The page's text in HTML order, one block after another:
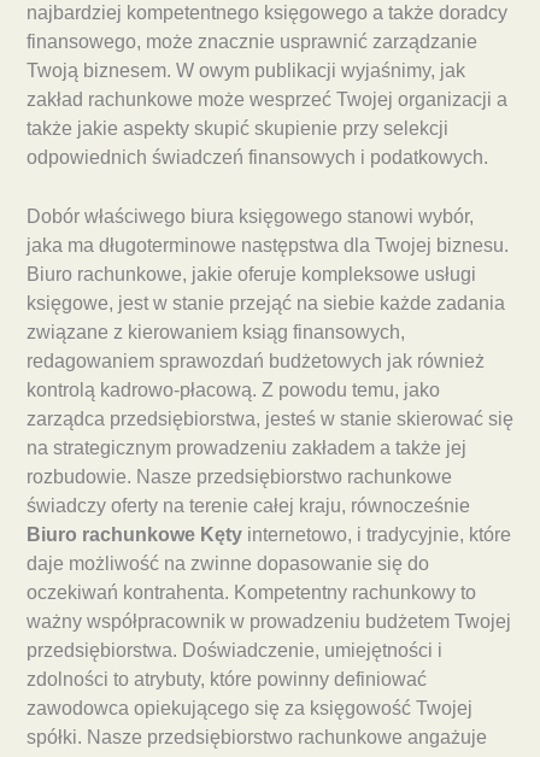
najbardziej kompetentnego księgowego a także doradcy
finansowego, może znacznie usprawnić zarządzanie
Twoją biznesem. W owym publikacji wyjaśnimy, jak
zakład rachunkowe może wesprzeć Twojej organizacji a
także jakie aspekty skupić skupienie przy selekcji
odpowiednich świadczeń finansowych i podatkowych.
Dobór właściwego biura księgowego stanowi wybór,
jaka ma długoterminowe następstwa dla Twojej biznesu.
Biuro rachunkowe, jakie oferuje kompleksowe usługi
księgowe, jest w stanie przejąć na siebie każde zadania
związane z kierowaniem ksiąg finansowych,
redagowaniem sprawozdań budżetowych jak również
kontrolą kadrowo-płacową. Z powodu temu, jako
zarządca przedsiębiorstwa, jesteś w stanie skierować się
na strategicznym prowadzeniu zakładem a także jej
rozbudowie. Nasze przedsiębiorstwo rachunkowe
świadczy oferty na terenie całej kraju, równocześnie
Biuro rachunkowe Kęty internetowo, i tradycyjnie, które
daje możliwość na zwinne dopasowanie się do
oczekiwań kontrahenta. Kompetentny rachunkowy to
ważny współpracownik w prowadzeniu budżetem Twojej
przedsiębiorstwa. Doświadczenie, umiejętności i
zdolności to atrybuty, które powinny definiować
zawodowca opiekującego się za księgowość Twojej
spółki. Nasze przedsiębiorstwo rachunkowe angażuje